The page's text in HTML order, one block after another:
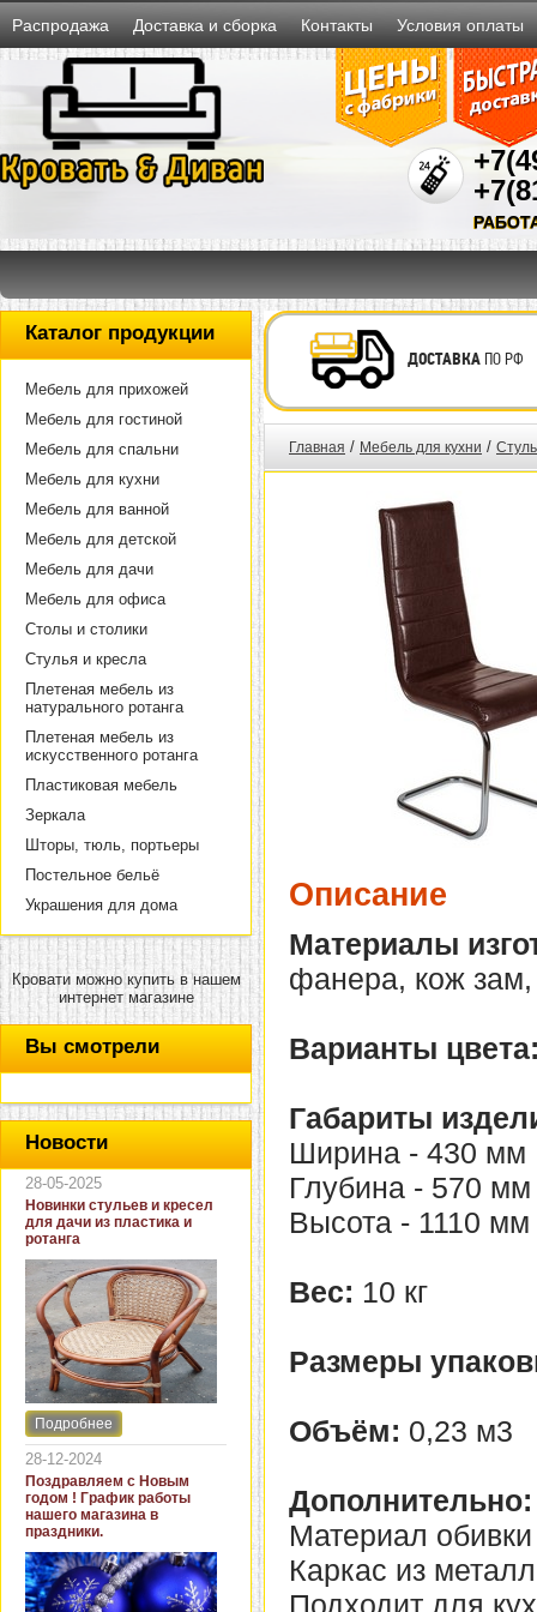
Распродажа Доставка и сборка Контакты Условия оплаты
Каталог продукции
Мебель для прихожей
Мебель для гостиной
Мебель для спальни
Мебель для кухни
Мебель для ванной
Мебель для детской
Мебель для дачи
Мебель для офиса
Столы и столики
Стулья и кресла
Плетеная мебель из
натурального ротанга
Плетеная мебель из
искусственного ротанга
Пластиковая мебель
Зеркала
Шторы, тюль, портьеры
Постельное бельё
Украшения для дома
Кровати можно купить в нашем
интернет магазине
Вы смотрели
Новости
28-05-2025
Новинки стульев и кресел
для дачи из пластика и
ротанга
Интернет-магазин "Кровать
и диван" представляет
новинки стульев и кресел
для дачи. В ассортименте
представлены как
бюджетные модели из
пластика для дачи, так и
кресла для загородных
домов из натурального и
искусственного ротанга.
Подробнее
28-12-2024
Поздравляем с Новым
годом ! График работы
нашего магазина в
праздники.
ДОСТАВКАПО РФ
Главная / Мебель для кухни /
Описание
Материалы
фанера, кож
Варианты
Габариты
Ширина - 430 мм
Глубина - 570 мм
Высота - 1110 мм
Вес: 10 кг
Размеры
Объём: 0,23 м3
Дополнительно:
Материал
Каркас из
Подходит для